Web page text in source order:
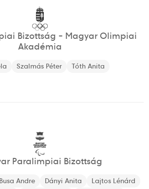
Bizottság - Magyar Olimpiai
Akadémia
Szalmás Péter Tóth Anita
Paralimpiai Bizottság
Busa Andre Dányi Anita
Lajtos Lénárd